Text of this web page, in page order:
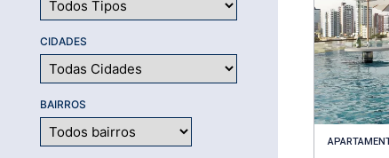
CIDADES
BAIRROS